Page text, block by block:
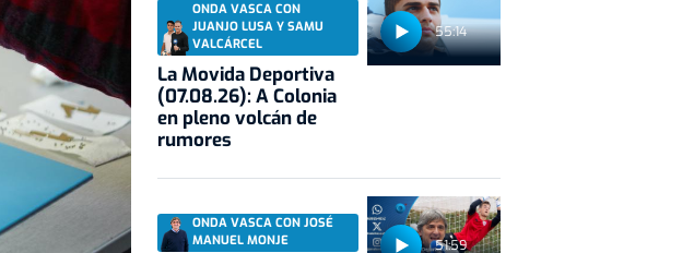
55:14
ONDA VASCA CON
JUANJO LUSA Y SAMU
VALCÁRCEL
La Movida Deportiva
(07.08.26): A Colonia
en pleno volcán de
rumores
51:59
ONDA VASCA CON JOSÉ
MANUEL MONJE